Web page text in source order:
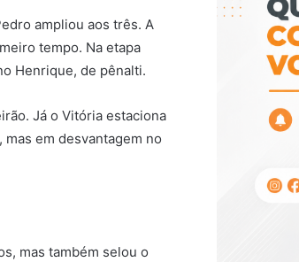
ampliou aos três. A
tempo. Na etapa
Henrique, de pênalti.
Já o Vitória estaciona
mas em desvantagem no
mas também selou o